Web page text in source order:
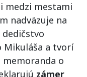
medzi mestami
nadväzuje na
Mikuláša a tvorí
o
zámer